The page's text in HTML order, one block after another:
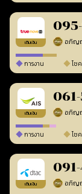
เติมเงิน
การงาน โช
เติมเงิน
การงาน โช
เติมเงิน